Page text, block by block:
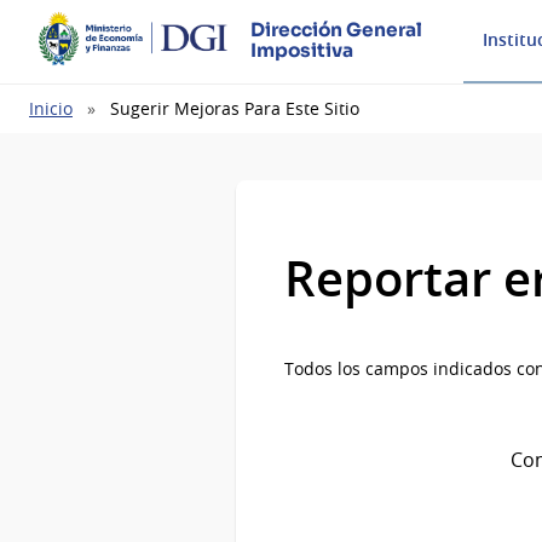
Dirección General
Impositiva
Ruta
Inicio Sugerir Mejoras Para Este Sitio
Reportar
Todos los campos indicados